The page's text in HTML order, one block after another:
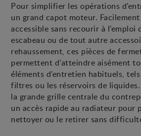
Pour simplifier les opérations
un grand capot moteur. Facilement
accessible sans recourir à l’emploi
escabeau ou de tout autre
rehaussement, ces pièces de
permettent d’atteindre aisément
éléments d’entretien habituels,
filtres ou les réservoirs de
la grande grille centrale du
un accès rapide au radiateur pour
nettoyer ou le retirer sans